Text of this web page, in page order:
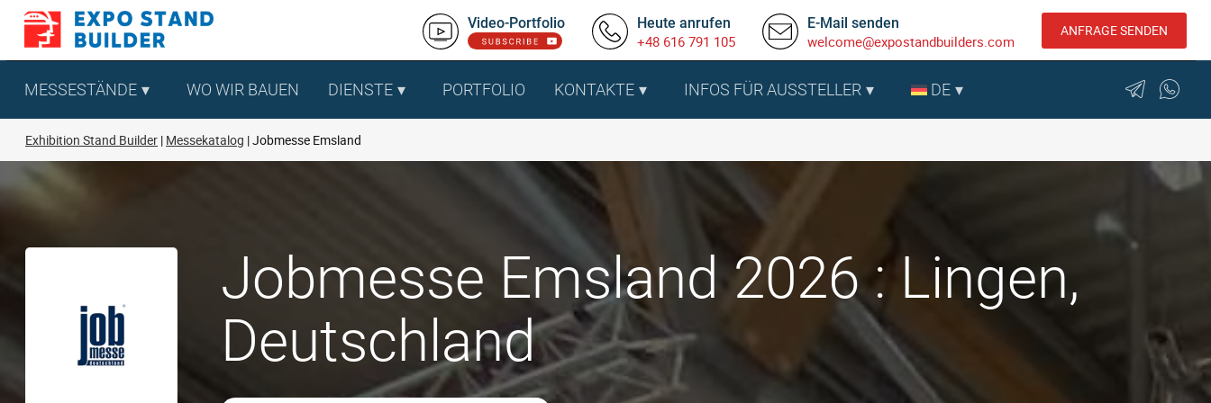
Zum
springen
Video-Portfolio Heute anrufen
+48 616 791 105
E-Mail senden
welcome@expostandbuilders.com
ANFRAGE SENDEN
MESSESTÄNDE WO WIR BAUEN DIENSTE PORTFOLIO KONTAKTE INFOS FÜR AUSSTELLER DE
Exhibition Stand Builder Messekatalog Jobmesse Emsland
Jobmesse Emsland 2026 : Lingen,
Deutschland